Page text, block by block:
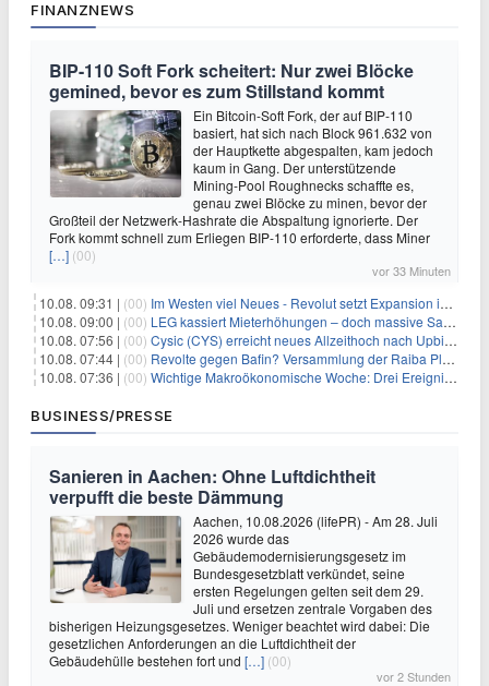
FINANZNEWS
BIP-110 Soft Fork scheitert: Nur zwei Blöcke
gemined, bevor es zum Stillstand kommt
Ein Bitcoin-Soft Fork, der auf BIP-110
basiert, hat sich nach Block 961.632 von
der Hauptkette abgespalten, kam jedoch
kaum in Gang. Der unterstützende
Mining-Pool Roughnecks schaffte es,
genau zwei Blöcke zu minen, bevor der
Großteil der Netzwerk-Hashrate die Abspaltung ignorierte. Der
Fork kommt schnell zum Erliegen BIP-110 erforderte, dass Miner
[…] (00)
vor 33 Minuten
10.08. 09:31 | (00) Im Westen viel Neues - Revolut setzt Expansion in Europa fort
10.08. 09:00 | (00) LEG kassiert Mieterhöhungen – doch massive Sanierungskosten fressen Gewinne auf
10.08. 07:56 | (00) Cysic (CYS) erreicht neues Allzeithoch nach Upbit-Listing
10.08. 07:44 | (00) Revolte gegen Bafin? Versammlung der Raiba Plankstetten mit brisanter Agenda
10.08. 07:36 | (00) Wichtige Makroökonomische Woche: Drei Ereignisse, die Bitcoin beeinflussen könnten
BUSINESS/PRESSE
Sanieren in Aachen: Ohne Luftdichtheit
verpufft die beste Dämmung
Aachen, 10.08.2026 (lifePR) - Am 28. Juli
2026 wurde das
Gebäudemodernisierungsgesetz im
Bundesgesetzblatt verkündet, seine
ersten Regelungen gelten seit dem 29.
Juli und ersetzen zentrale Vorgaben des
bisherigen Heizungsgesetzes. Weniger beachtet wird dabei: Die
gesetzlichen Anforderungen an die Luftdichtheit der
Gebäudehülle bestehen fort und […] (00)
vor 2 Stunden